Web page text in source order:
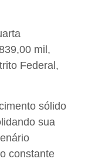
mil,
Federal,
sólido
sua
constante